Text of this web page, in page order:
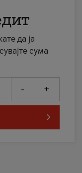
да ја
сума
- +